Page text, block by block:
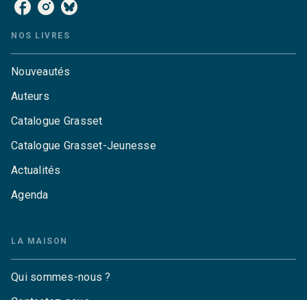
NOS LIVRES
Nouveautés
Auteurs
Catalogue Grasset
Catalogue Grasset-Jeunesse
Actualités
Agenda
LA MAISON
Qui sommes-nous ?